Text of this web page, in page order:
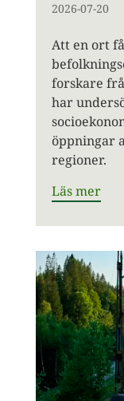
2026-07-20
Att en ort
forskare
har
öppningar
regioner.
Läs mer